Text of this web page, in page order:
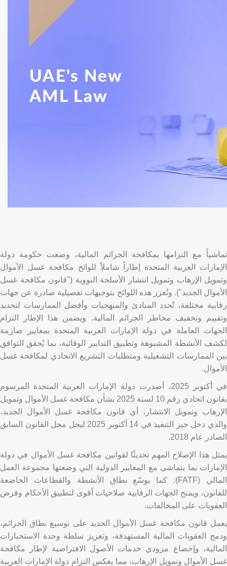
تماشياً مع التزامها بمكافحة الجرائم المالية، وضعت حكومة دولة
الإمارات العربية المتحدة إطاراً شاملاً للوائح مكافحة غسل الأموال
وتمويل الإرهاب وتمويل انتشار الأسلحة النووية ("قانون مكافحة غسل
الأموال الجديد"). وتُعزز هذه اللوائح بتوجيهات تفصيلية صادرة عن جهات
رقابية مختلفة، تُحدد المبادئ والمنهجيات وأفضل الممارسات لتحديد
وتقييم وتخفيف مخاطر الجرائم المالية. ويضمن هذا الإطار التزام
الجهات العاملة في دولة الإمارات العربية المتحدة بمعايير صارمة
لكشف الأنشطة المشبوهة وتطبيق التدابير الوقائية، بما يُحقق التوافق
بين الممارسات التشغيلية ومتطلبات التشريع الاتحادي لمكافحة غسل
الأموال.
في أكتوبر 2025، أصدرت دولة الإمارات العربية المتحدة المرسوم
بقانون اتحادي رقم 10 لسنة 2025 بشأن مكافحة غسل الأموال وتمويل
الإرهاب وتمويل الانتشار، أي قانون مكافحة غسل الأموال الجديد،
والذي دخل حيز التنفيذ في 14 أكتوبر 2025 ليحل محل القانون السابق
الصادر عام 2018.
يمثل هذا الإصلاح المهم تحديثًا لقوانين مكافحة غسل الأموال في دولة
الإمارات بما يتماشى مع المعايير الدولية التي وضعتها مجموعة العمل
المالي (FATF). كما يوسّع نطاق الأنشطة والقطاعات الخاضعة
للقانون، ويمنح الجهات الرقابية صلاحيات أقوى لتطبيق الأحكام وفرض
العقوبات على المخالفات.
يعمل قانون مكافحة غسل الأموال الجديد على توسيع نطاق الجرائم،
ودمج العقوبات المالية المستهدفة، وتعزيز سلطة وحدة الاستخبارات
المالية، وإخضاع مزودي خدمات الأصول الافتراضية لإطار مكافحة
غسل الأموال وتمويل الإرهاب، مما يعكس التزام دولة الإمارات العربية